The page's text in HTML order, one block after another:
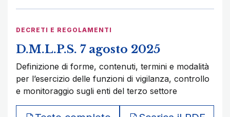
DECRETI E REGOLAMENTI
D.M.L.P.S. 7 agosto 2025
Definizione di forme, contenuti, termini e modalità
per l’esercizio delle funzioni di vigilanza, controllo
e monitoraggio sugli enti del terzo settore